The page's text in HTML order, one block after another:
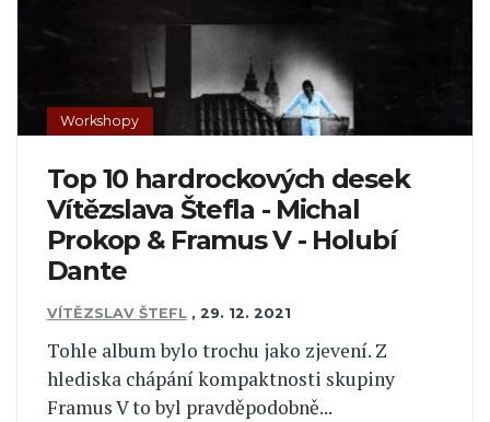
Workshopy
Top 10 hardrockových desek
Vítězslava Štefla - Michal
Prokop & Framus V - Holubí
Dante
VÍTĚZSLAV ŠTEFL , 29. 12. 2021
Tohle album bylo trochu jako zjevení. Z
hlediska chápání kompaktnosti skupiny
Framus V to byl pravděpodobně...